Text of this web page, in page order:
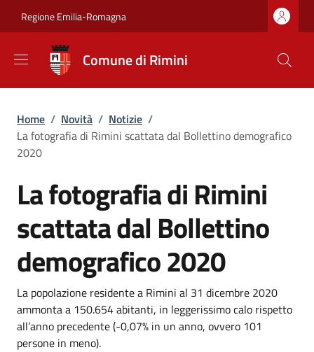
Regione Emilia-Romagna
Comune di Rimini
Briciole di pane
Home / Novità / Notizie /
La fotografia di Rimini scattata dal Bollettino demografico
2020
La fotografia di Rimini
scattata dal Bollettino
demografico 2020
Dettagli
Descrizione breve
La popolazione residente a Rimini al 31 dicembre 2020
ammonta a 150.654 abitanti, in leggerissimo calo rispetto
all’anno precedente (-0,07% in un anno, ovvero 101
persone in meno).